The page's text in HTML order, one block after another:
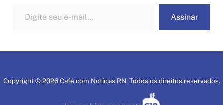
Assinar
Copyright © 2026 Café com Notícias RN. Todos os direitos reservados.